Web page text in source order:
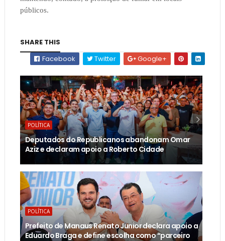
públicos.
SHARE THIS
Facebook
Twitter Google+
POLÍTICA
Deputados do Republicanos abandonam Omar
Aziz e declaram apoio a Roberto Cidade
POLÍTICA
Prefeito de Manaus Renato Junior declara apoio a
Eduardo Braga e define escolha como “parceiro